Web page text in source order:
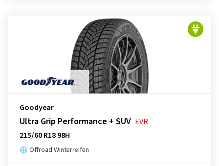
Goodyear
Ultra Grip Performance + SUV EVR
215/60 R18 98H
Offroad Winterreifen